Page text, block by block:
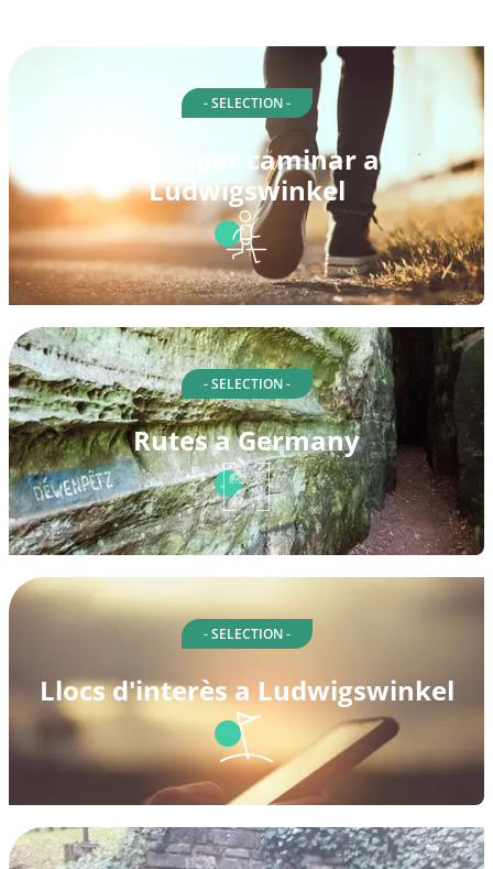
- SELECTION -
Rutes per caminar a
Ludwigswinkel
- SELECTION -
Rutes a Germany
- SELECTION -
Llocs d'interès a Ludwigswinkel